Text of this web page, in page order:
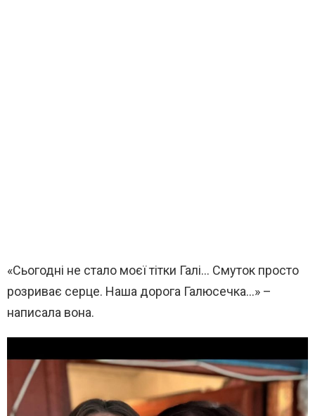
«Сьогодні не стало моєї тітки Галі… Смуток просто
розриває серце. Наша дорога Галюсечка…» –
написала вона.